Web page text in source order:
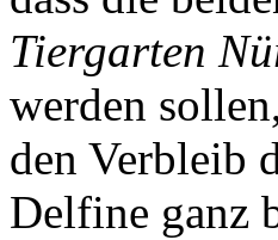
Tiergarten
werden
den Verbleib
Delfine ganz